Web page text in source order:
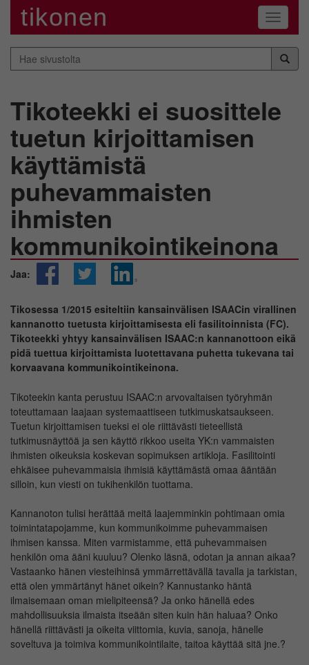
tikonen
Hae
sivustolta
Tikoteekki ei suosittele
tuetun kirjoittamisen
käyttämistä
puhevammaisten
ihmisten
kommunikointikeinona
Jaa:
Tikosessa 1/2015 esiteltiin kansainvälisen ISAACin virallinen
kannanotto tuetusta kirjoittamisesta eli fasilitoinnista (FC).
Tikoteekki yhtyy kansainvälisen ISAAC:n kannanottoon eikä
pidä tuettua kirjoittamista luotettavana puhetta tukevana tai
korvaavana kommunikointikeinona.
Tikoteekin kanta perustuu ISAAC:n arvovaltaisen työryhmän
toteuttamaan laajaan systemaattiseen tutkimuskatsaukseen.
Tuetun kirjoittamisen tueksi ei ole riittävästi tieteellistä
tutkimusnäyttöä ja sen käyttö rikkoo useita YK:n vammaisten
ihmisten oikeuksia koskevan sopimuksen artikloja. Fasilitointi
ehkäisee puhevammaisia ihmisiä käyttämästä omaa ääntään
silloin, kun viesti on tukihenkilön tuottama.
Kannanoton tulisi herättää meitä laajemminkin pohtimaan omia
toimintatapojamme, kun kommunikoimme puhevammaisen
ihmisen kanssa. Miten varmistamme, että puhevammaisen
henkilön oma ääni kuuluu? Olenko läsnä, odotan ja annan aikaa?
Vastaanko hänen viesteihinsä ymmärrettävällä tavalla ja tarkistan,
että olen ymmärtänyt hänet oikein? Kannustanko häntä
ilmaisemaan oman mielipiteensä? Ja onko hänellä edes
mahdollisuuksia ilmaista itseään siten kuin hän haluaa? Onko
hänellä riittävästi ja oikeita viittomia, kuvia, sanoja, hänelle
soveltuva ja toimiva kommunikointilaite, taitoa käyttää sitä jne.?